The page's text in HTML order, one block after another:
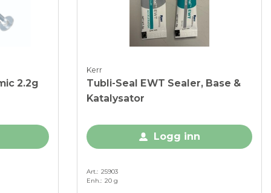
2.2g
Kerr
Tubli-Seal EWT Sealer, Base &
Katalysator
Logg inn
Art. 25903
Enh. 20 g